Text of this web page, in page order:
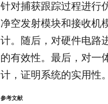
针对捕获跟踪过程进行
净空发射模块和接收机
计。随后，对硬件电路
的有效性。最后，对一
计，证明系统的实用性
参考文献